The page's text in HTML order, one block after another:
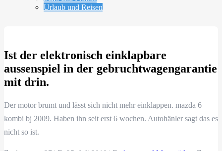
Urlaub und Reisen
Ist der elektronisch einklapbare
aussenspiel in der gebruchtwagengarantie
mit drin.
Der motor brumt und lässt sich nicht mehr einklappen. mazda 6
kombi bj 2009. Haben ihn seit erst 6 wochen. Autohänler sagt das es
nicht so ist.